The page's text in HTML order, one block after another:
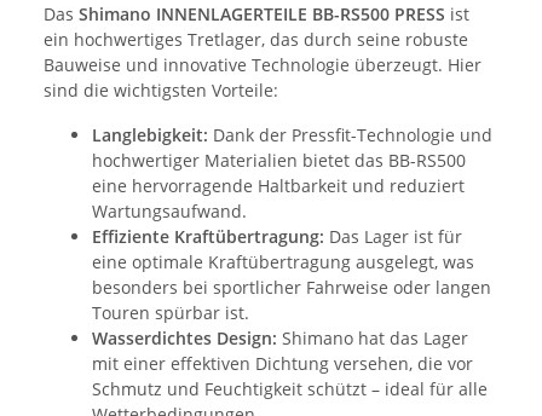
Das Shimano INNENLAGERTEILE BB-RS500 PRESS ist
ein hochwertiges Tretlager, das durch seine robuste
Bauweise und innovative Technologie überzeugt. Hier
sind die wichtigsten Vorteile:
Langlebigkeit: Dank der Pressfit-Technologie und
hochwertiger Materialien bietet das BB-RS500
eine hervorragende Haltbarkeit und reduziert
Wartungsaufwand.
Effiziente Kraftübertragung: Das Lager ist für
eine optimale Kraftübertragung ausgelegt, was
besonders bei sportlicher Fahrweise oder langen
Touren spürbar ist.
Wasserdichtes Design: Shimano hat das Lager
mit einer effektiven Dichtung versehen, die vor
Schmutz und Feuchtigkeit schützt – ideal für alle